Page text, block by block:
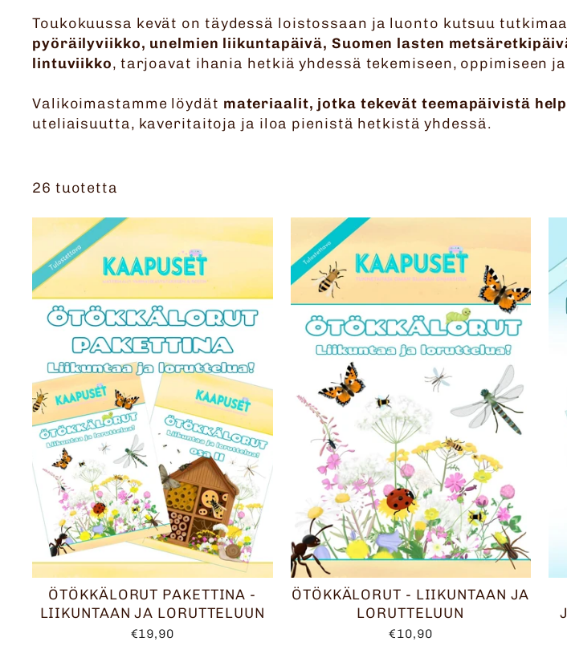
Toukokuussa kevät on täydessä loistossaan ja luonto kutsuu
pyöräilyviikko, unelmien liikuntapäivä, Suomen lasten
lintuviikko, tarjoavat ihania hetkiä yhdessä tekemiseen, oppimiseen
Valikoimastamme löydät materiaalit, jotka tekevät teemapäivistä
uteliaisuutta, kaveritaitoja ja iloa pienistä hetkistä yhdessä.
26 tuotetta
ÖTÖKKÄLORUT PAKETTINA -
LIIKUNTAAN JA LORUTTELUUN
€19,90
ÖTÖKKÄLORUT - LIIKUNTAAN JA
LORUTTELUUN
€10,90